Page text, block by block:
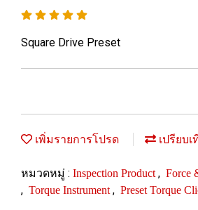
Square Drive Preset
เพิ่มรายการโปรด เปรียบเ
หมวดหมู่ : Inspection Product , Force
, Torque Instrument , Preset Torque